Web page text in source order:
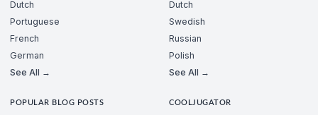
Dutch
Portuguese
French
German
See All →
Dutch
Swedish
Russian
Polish
See All →
POPULAR BLOG POSTS COOLJUGATOR